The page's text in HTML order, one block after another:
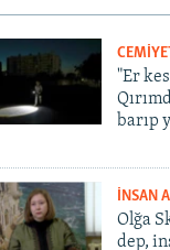
"Er
barıp
İNSAN
Olğa
dep,